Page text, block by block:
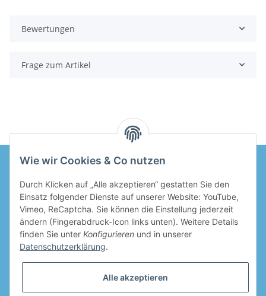
Bewertungen
Frage zum Artikel
Informationen
Gesetzliche Informationen
Wie wir Cookies & Co nutzen
Durch Klicken auf „Alle akzeptieren“ gestatten Sie den
Einsatz folgender Dienste auf unserer Website: YouTube,
Vimeo, ReCaptcha. Sie können die Einstellung jederzeit
ändern (Fingerabdruck-Icon links unten). Weitere Details
finden Sie unter Konfigurieren und in unserer
Datenschutzerklärung.
Alle akzeptieren